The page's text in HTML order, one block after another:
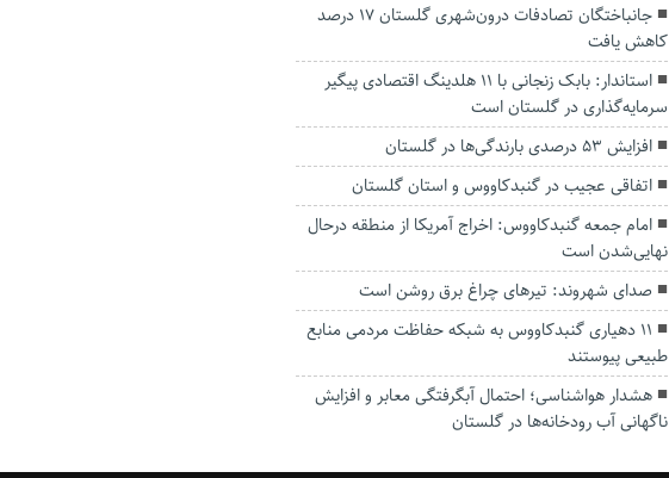
جانباختگان تصادفات درون‌شهری گلستان ۱۷ درصد
کاهش یافت
استاندار: بابک زنجانی با ۱۱ هلدینگ اقتصادی پیگیر
سرمایه‌گذاری در گلستان است
افزایش ۵۳ درصدی بارندگی‌ها در گلستان
اتفاقی عجیب در‌ گنبدکاووس و استان گلستان
امام جمعه گنبدکاووس: اخراج آمریکا از منطقه درحال
نهایی‌شدن است
صدای شهروند: تیرهای چراغ برق روشن است
۱۱ دهیاری گنبدکاووس به شبکه حفاظت مردمی منابع
طبیعی پیوستند
هشدار هواشناسی؛ احتمال آبگرفتگی معابر و افزایش
ناگهانی آب رودخانه‌ها در گلستان